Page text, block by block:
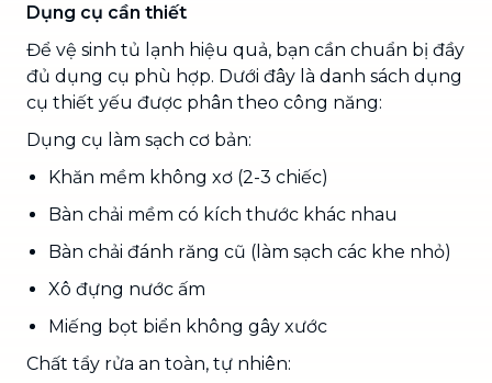
Dụng cụ cần thiết
Để vệ sinh tủ lạnh hiệu quả, bạn cần chuẩn bị đầy
đủ dụng cụ phù hợp. Dưới đây là danh sách dụng
cụ thiết yếu được phân theo công năng:
Dụng cụ làm sạch cơ bản:
Khăn mềm không xơ (2-3 chiếc)
Bàn chải mềm có kích thước khác nhau
Bàn chải đánh răng cũ (làm sạch các khe nhỏ)
Xô đựng nước ấm
Miếng bọt biển không gây xước
Chất tẩy rửa an toàn, tự nhiên: